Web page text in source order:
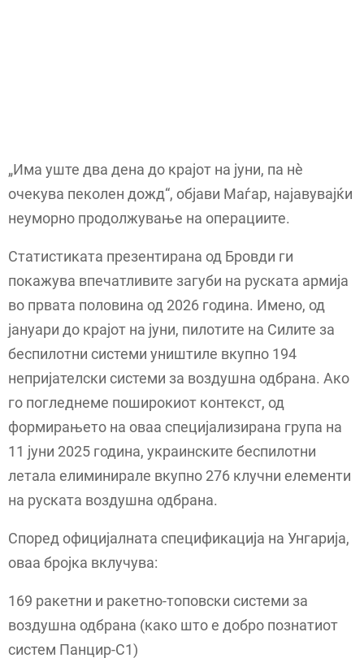
„Има уште два дена до крајот на јуни, па нè
очекува пеколен дожд“, објави Маѓар, најавувајќи
неуморно продолжување на операциите.
Статистиката презентирана од Бровди ги
покажува впечатливите загуби на руската армија
во првата половина од 2026 година. Имено, од
јануари до крајот на јуни, пилотите на Силите за
беспилотни системи уништиле вкупно 194
непријателски системи за воздушна одбрана. Ако
го погледнеме поширокиот контекст, од
формирањето на оваа специјализирана група на
11 јуни 2025 година, украинските беспилотни
летала елиминирале вкупно 276 клучни елементи
на руската воздушна одбрана.
Според официјалната спецификација на Унгарија,
оваа бројка вклучува:
169 ракетни и ракетно-топовски системи за
воздушна одбрана (како што е добро познатиот
систем Панцир-С1)